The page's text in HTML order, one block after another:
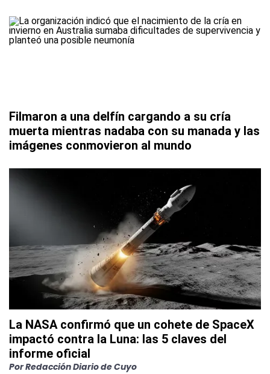
Filmaron a una delfín cargando a su cría
muerta mientras nadaba con su manada y las
imágenes conmovieron al mundo
La NASA confirmó que un cohete de SpaceX
impactó contra la Luna: las 5 claves del
informe oficial
PorRedacción Diario de Cuyo